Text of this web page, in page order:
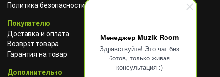
Менеджер Muzik Room
Здравствуйте! Это чат без
ботов, только живая
консультация :)
Политика безопасности
Покупателю
Доставка и оплата
Возврат товара
Гарантия на товар
Дополнительно